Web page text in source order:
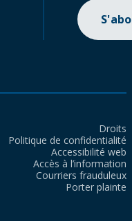
Droits
Politique de confidentialité
Accessibilité web
Accès à l’information
Courriers frauduleux
Porter plainte